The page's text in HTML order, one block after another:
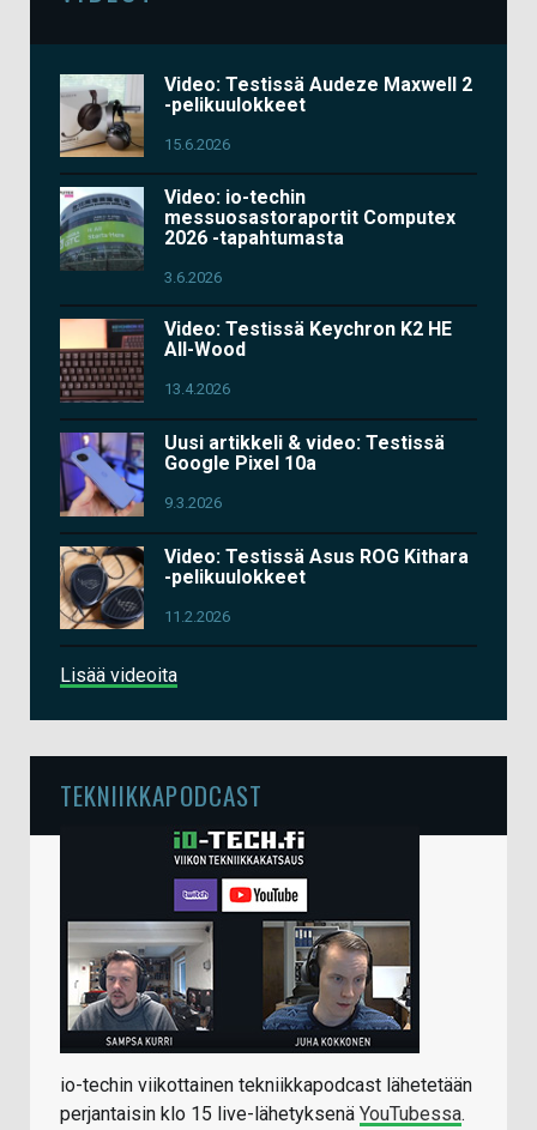
Video: Testissä Audeze Maxwell 2
-pelikuulokkeet
15.6.2026
Video: io-techin
messuosastoraportit Computex
2026 -tapahtumasta
3.6.2026
Video: Testissä Keychron K2 HE
All-Wood
13.4.2026
Uusi artikkeli & video: Testissä
Google Pixel 10a
9.3.2026
Video: Testissä Asus ROG Kithara
-pelikuulokkeet
11.2.2026
Lisää videoita
TEKNIIKKAPODCAST
io-techin viikottainen tekniikkapodcast lähetetään
perjantaisin klo 15 live-lähetyksenä YouTubessa.